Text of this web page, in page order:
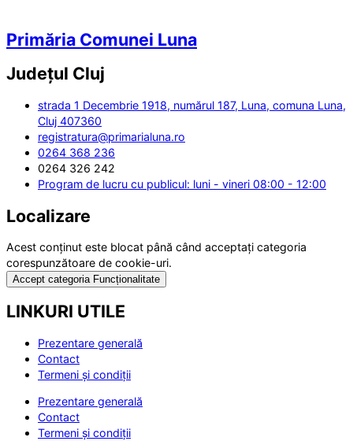
Primăria Comunei Luna
Județul Cluj
strada 1 Decembrie 1918, numărul 187, Luna, comuna Luna,
Cluj 407360
registratura@primarialuna.ro
0264 368 236
0264 326 242
Program de lucru cu publicul: luni - vineri 08:00 - 12:00
Localizare
Acest conținut este blocat până când acceptați categoria
corespunzătoare de cookie-uri.
Accept categoria Funcționalitate
LINKURI UTILE
Prezentare generală
Contact
Termeni și condiții
Prezentare generală
Contact
Termeni și condiții